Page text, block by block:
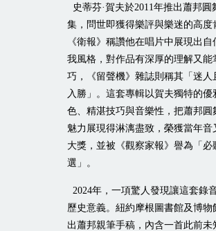
史蒂芬·賀夫於2011年推出蕭邦圓
集，問世即獲得樂評與樂迷的高度
《衛報》稱讚他在唱片中展現出自
我風格，對作品有深厚的理解又能
巧，《留聲機》雜誌則稱其「迷人
入勝」。這套專輯以賀夫獨特的優
色、精湛技巧與音樂性，把蕭邦圓
魅力展現得淋漓盡致，榮獲當年音
大獎，並被《觀察家報》譽為「必
選」。
2024年，一項驚人發現讓這套錄
歷史意義。紐約摩根圖書館及博物
出蕭邦親筆手稿，內含一首此前未